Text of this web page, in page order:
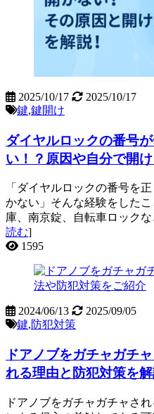
2025/10/17
2025/10/17
鍵,鍵開け
ダイヤルロックの番号
い！？原因や自分で開
「ダイヤルロックの番号を
かない」そんな経験をした
庫、南京錠、自転車ロック
読む]
1595
2024/06/13
2025/09/05
鍵,防犯対策
ドアノブをガチャガチ
れる理由と防犯対策を解
ドアノブをガチャガチャさ